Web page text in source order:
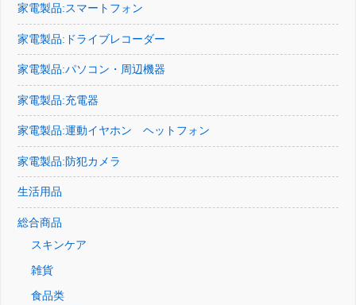
家電製品:スマートフォン
家電製品:ドライブレコーダー
家電製品:パソコン・周辺機器
家電製品:充電器
家電製品:運動イヤホン ヘットフォン
家電製品:防犯カメラ
生活用品
総合商品
スキンケア
雑貨
食品类